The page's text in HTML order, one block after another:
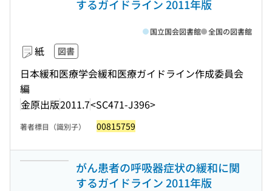
するガイドライン 2011年版
紙 図書
日本緩和医療学会緩和医療ガイドライン作成委員会
編
金原出版2011.7<SC471-J396>
国立国会図書館 全国の図書館
著者標目（識別子） 00815759
がん患者の呼吸器症状の緩和に関
するガイドライン 2011年版